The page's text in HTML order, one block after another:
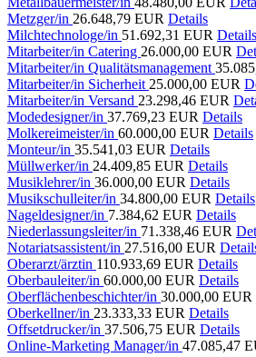
Metzger/in 26.648,79 EUR Details
Milchtechnologe/in 51.692,31 EUR Details
Mitarbeiter/in Catering 26.000,00 EUR
Mitarbeiter/in Qualitätsmanagement
Mitarbeiter/in Sicherheit 25.000,00 EUR
Mitarbeiter/in Versand 23.298,46 EUR
Modedesigner/in 37.769,23 EUR Details
Molkereimeister/in 60.000,00 EUR Details
Monteur/in 35.541,03 EUR Details
Müllwerker/in 24.409,85 EUR Details
Musiklehrer/in 36.000,00 EUR Details
Musikschulleiter/in 34.800,00 EUR Details
Nageldesigner/in 7.384,62 EUR Details
Niederlassungsleiter/in 71.338,46 EUR
Notariatsassistent/in 27.516,00 EUR
Oberarzt/ärztin 110.933,69 EUR Details
Oberbauleiter/in 60.000,00 EUR Details
Oberflächenbeschichter/in 30.000,00 EUR
Oberkellner/in 23.333,33 EUR Details
Offsetdrucker/in 37.506,75 EUR Details
Online-Marketing Manager/in 47.085,47